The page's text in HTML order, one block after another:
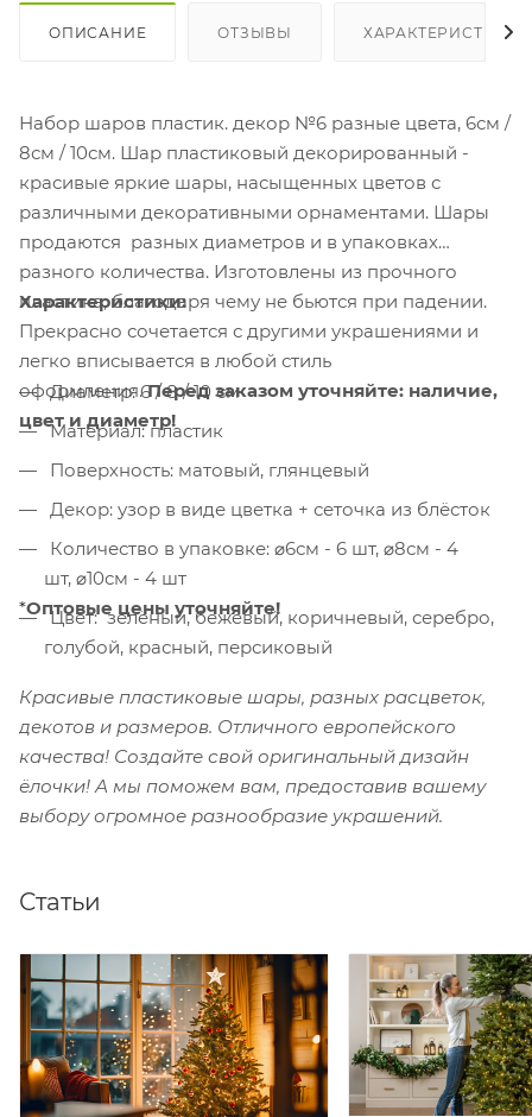
ОПИСАНИЕ ОТЗЫВЫ ХАРАКТЕРИСТИКИ
Набор шаров пластик. декор №6 разные цвета, 6см /
8см / 10см. Шар пластиковый декорированный -
красивые яркие шары, насыщенных цветов с
различными декоративными орнаментами. Шары
продаются разных диаметров и в упаковках
разного количества. Изготовлены из прочного
пластика, благодаря чему не бьются при падении.
Прекрасно сочетается с другими украшениями и
легко вписывается в любой стиль
оформления.Перед заказом уточняйте: наличие,
цвет и диаметр!
Характеристики:
Диаметр: 6 / 8 / 10 см
Материал: пластик
Поверхность: матовый, глянцевый
Декор: узор в виде цветка + сеточка из блёсток
шт, ⌀10см - 4 шт
Цвет: зелёный, бежевый, коричневый, серебро,
голубой, красный, персиковый
*Оптовые цены уточняйте!
Красивые пластиковые шары, разных расцветок,
декотов и размеров. Отличного европейского
качества! Создайте свой оригинальный дизайн
ёлочки! А мы поможем вам, предоставив вашему
выбору огромное разнообразие украшений.
Статьи